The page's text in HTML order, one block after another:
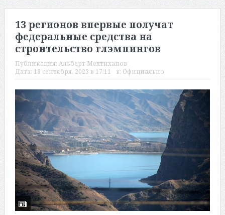
13 регионов впервые получат
федеральные средства на
строительство глэмпингов
Публикация: Альберт Мехтиханов
Дата: 18 сентября, 2023 в 17:11 в: Официально